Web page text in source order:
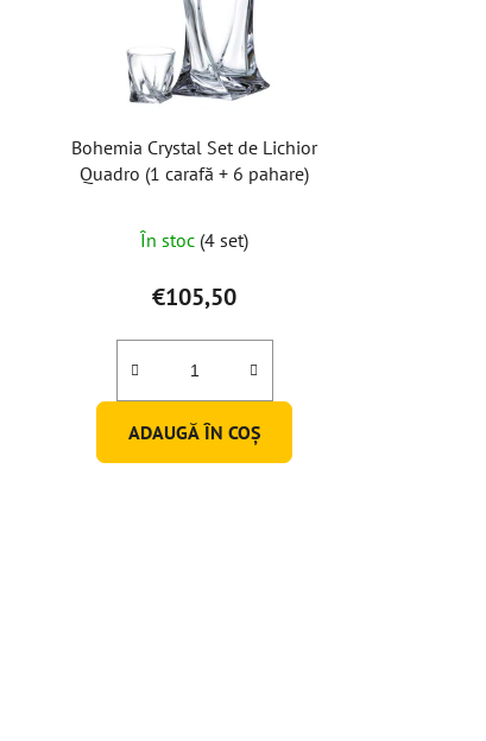
Bohemia Crystal Set de Lichior
Quadro (1 carafă + 6 pahare)
În stoc (4 set)
€105,50
ADAUGĂ ÎN COŞ